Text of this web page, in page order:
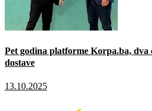
Pet godina platforme Korpa.ba,
dostave
13.10.2025